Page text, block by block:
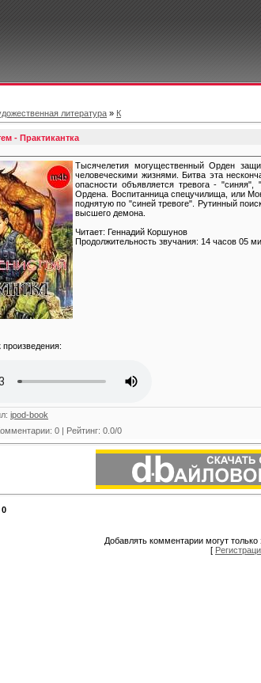
литература » К
- Практикантка
Тысячелетия могущественный Орден
человеческими жизнями. Битва эта
опасности объявляется тревога -
Ордена. Воспитанница спецучилища, или
поднятую по "синей тревоге". Рутинный
высшего демона.
Читает: Геннадий Коршунов
Продолжительность звучания: 14 часов 05
: ipod-book
: 0 | Рейтинг: 0.0/0
0
Добавлять комментарии могут только
[